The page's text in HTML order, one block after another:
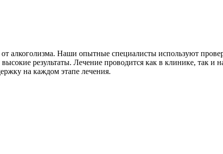
алкоголизма. Наши опытные специалисты используют
результаты. Лечение проводится как в клинике, так и
на каждом этапе лечения.